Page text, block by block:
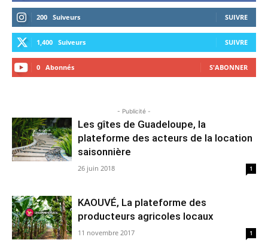
200 Suiveurs SUIVRE
1,400 Suiveurs SUIVRE
0 Abonnés S'ABONNER
- Publicité -
Les gîtes de Guadeloupe, la
plateforme des acteurs de la location
saisonnière
26 juin 2018 1
KAOUVÉ, La plateforme des
producteurs agricoles locaux
11 novembre 2017 1